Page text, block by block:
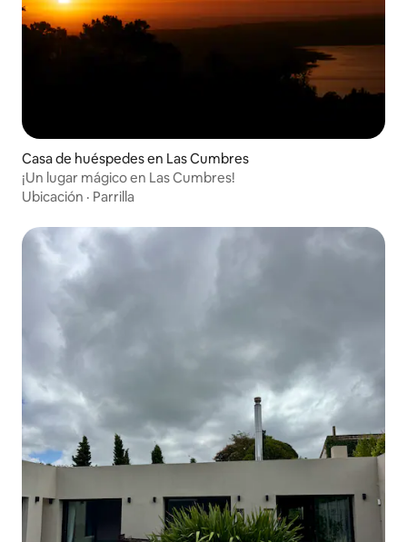
Casa de huéspedes en Las Cumbres
¡Un lugar mágico en Las Cumbres!
Ubicación · Parrilla